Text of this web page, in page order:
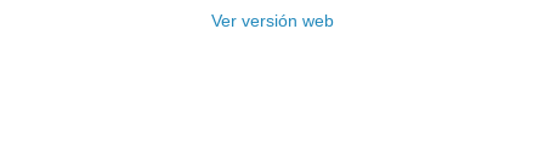
Ver versión web